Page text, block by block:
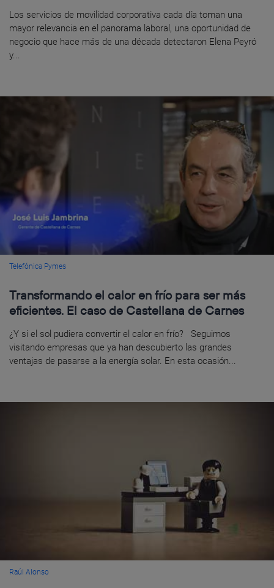
Los servicios de movilidad corporativa cada día toman una
mayor relevancia en el panorama laboral, una oportunidad de
negocio que hace más de una década detectaron Elena Peyró
y...
Telefónica Pymes
Transformando el calor en frío para ser más
eficientes. El caso de Castellana de Carnes
¿Y si el sol pudiera convertir el calor en frío? Seguimos
visitando empresas que ya han descubierto las grandes
ventajas de pasarse a la energía solar. En esta ocasión...
Raúl Alonso